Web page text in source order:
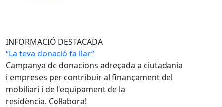
INFORMACIÓ DESTACADA
“La teva donació fa llar”
Campanya de donacions adreçada a ciutadania
i empreses per contribuir al finançament del
mobiliari i de l'equipament de la
residència. Col·labora!